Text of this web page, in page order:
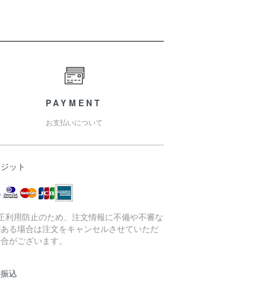
PAYMENT
お支払いについて
ット
利用防止のため、注文情報に不備や不審な
る場合は注文をキャンセルさせていただ
がございます。
込